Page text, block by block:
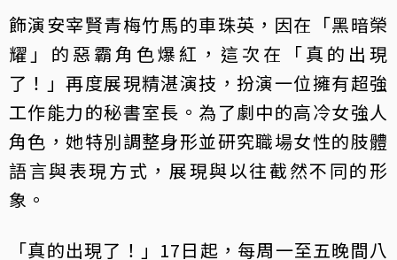
飾演安宰賢青梅竹馬的車珠英，因在「黑暗榮
耀」的惡霸角色爆紅，這次在「真的出現
了！」再度展現精湛演技，扮演一位擁有超強
工作能力的秘書室長。為了劇中的高冷女強人
角色，她特別調整身形並研究職場女性的肢體
語言與表現方式，展現與以往截然不同的形
象。
「真的出現了！」17日起，每周一至五晚間八